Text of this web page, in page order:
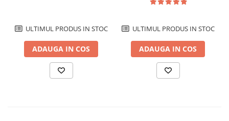
ULTIMUL PRODUS IN STOC
ADAUGA IN COS
12,1 x 12,5cm
ULTIMUL PRODUS IN STOC
ADAUGA IN COS